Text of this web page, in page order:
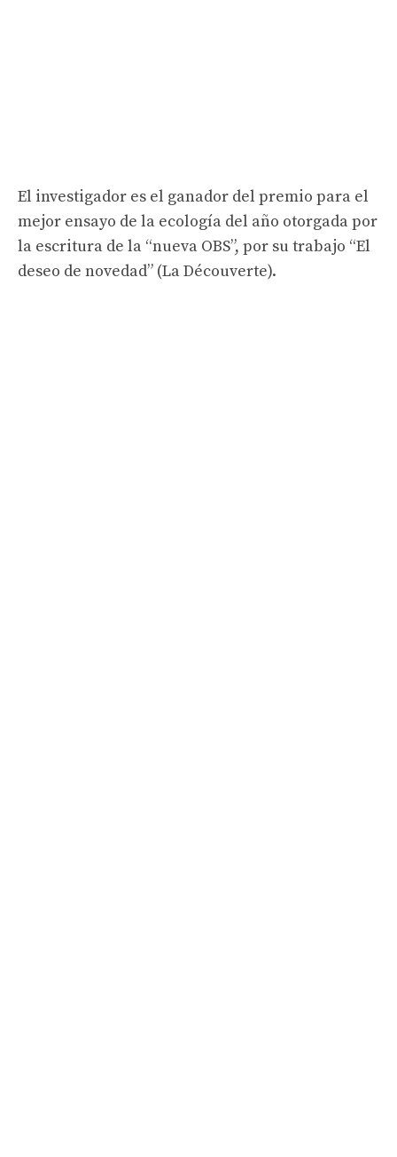
El investigador es el ganador del premio para el
mejor ensayo de la ecología del año otorgada por
la escritura de la “nueva OBS”, por su trabajo “El
deseo de novedad” (La Découverte).